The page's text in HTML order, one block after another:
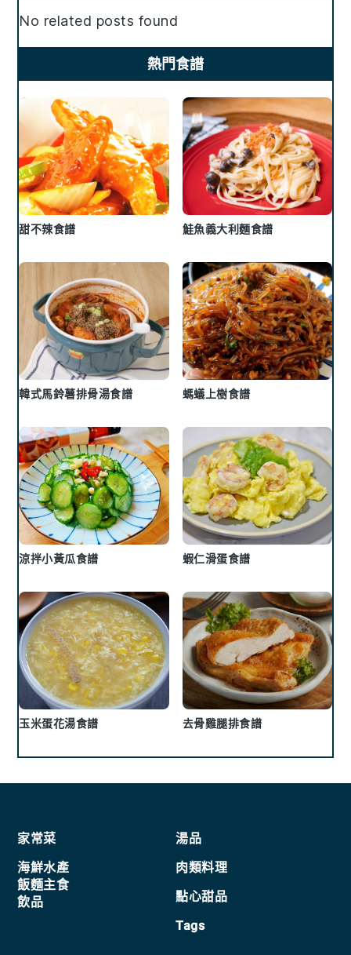
No related posts found
熱門食譜
甜不辣食譜 鮭魚義大利麵食譜
韓式馬鈴薯排骨湯食譜 螞蟻上樹食譜
涼拌小黃瓜食譜 蝦仁滑蛋食譜
玉米蛋花湯食譜 去骨雞腿排食譜
家常菜
海鮮水產
飯麵主食
飲品
湯品
肉類料理
點心甜品
Tags